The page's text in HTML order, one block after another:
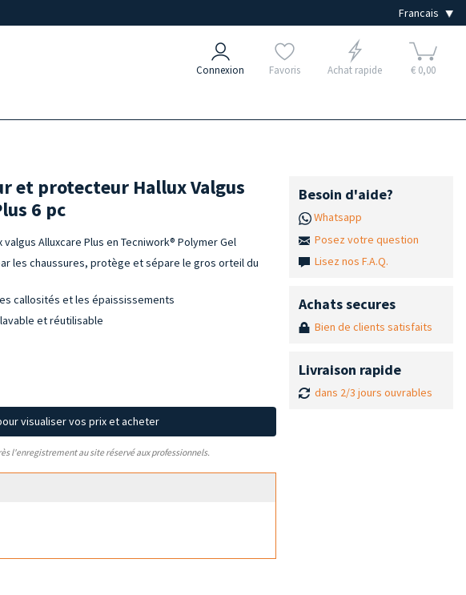
Connexion Favoris Achat rapide € 0,00
et protecteur Hallux Valgus
6 pc
Alluxcare Plus en Tecniwork® Polymer Gel
les chaussures, protège et sépare le gros orteil du
callosités et les épaississements
et réutilisable
visualiser vos prix et acheter
l'enregistrement au site réservé aux professionnels.
Besoin d'aide?
Whatsapp
Posez votre question
Lisez nos F.A.Q.
Achats secures
Bien de clients satisfaits
Livraison rapide
dans 2/3 jours ouvrables